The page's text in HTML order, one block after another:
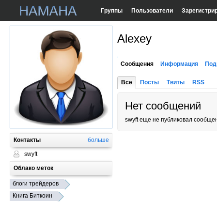
Группы Пользователи
Контакты больше
swyft
Облако меток
блоги трейдеров
Книга Биткоин
Alexey
Сообщения Информация
Все Посты Твиты RSS
Нет сообщений
swyft еще не публиковал